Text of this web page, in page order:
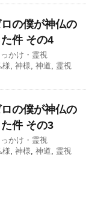
ロの僕が神仏の
件 その4
かけ・霊視
様, 神様, 神道, 霊視
ロの僕が神仏の
件 その3
かけ・霊視
様, 神様, 神道, 霊視